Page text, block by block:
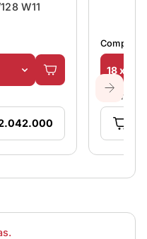
W11
Comprá
18 x
O